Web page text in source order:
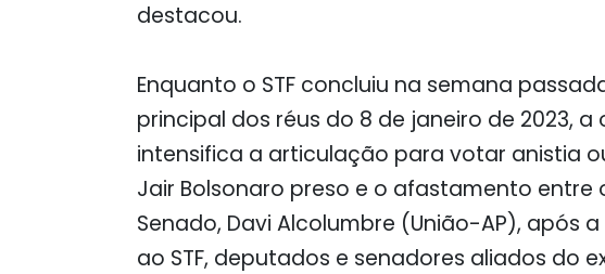
destacou.
Enquanto o STF concluiu na semana
principal dos réus do 8 de janeiro de 2023,
intensifica a articulação para votar anistia
Jair Bolsonaro preso e o afastamento entre
Senado, Davi Alcolumbre (União-AP), após
ao STF, deputados e senadores aliados do